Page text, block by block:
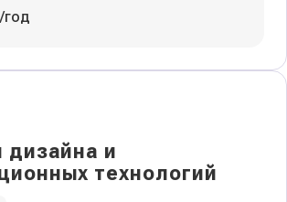
год
дизайна и
технологий